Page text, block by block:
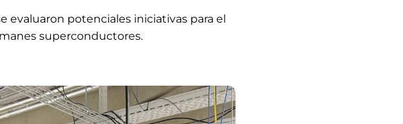
evaluaron potenciales iniciativas para el
superconductores.